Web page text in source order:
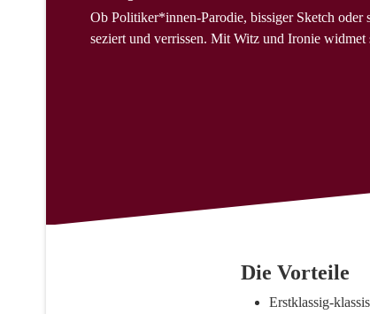
Ob Politiker*innen-Parodie, bissiger Sketch
seziert und verrissen. Mit Witz und Ironie
Die Vorteile
Erstklassig-